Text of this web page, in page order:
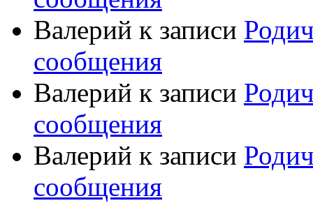
Валерий к записи
сообщения
Валерий к записи
сообщения
Валерий к записи
сообщения